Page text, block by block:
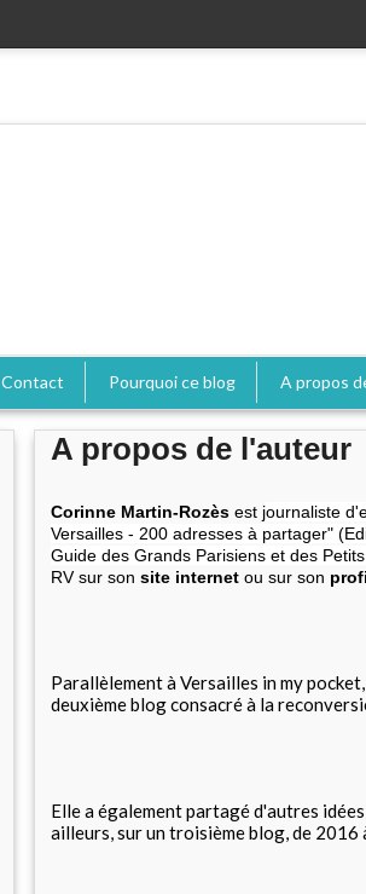
Contact Pourquoi ce blog A propos
A propos de l'auteur
Corinne Martin-Rozès est journaliste
Versailles - 200 adresses à partager"
Guide des Grands Parisiens et des
RV sur son site internet ou sur son
Parallèlement à Versailles in my
deuxième blog consacré à la
Elle a également partagé d'autres
ailleurs, sur un troisième blog, de 2016